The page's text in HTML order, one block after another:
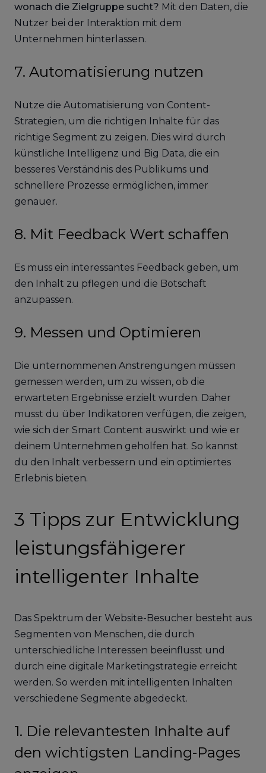
wonach die Zielgruppe sucht? Mit den Daten, die
Nutzer bei der Interaktion mit dem
Unternehmen hinterlassen.
7. Automatisierung nutzen
Nutze die Automatisierung von Content-
Strategien, um die richtigen Inhalte für das
richtige Segment zu zeigen. Dies wird durch
künstliche Intelligenz und Big Data, die ein
besseres Verständnis des Publikums und
schnellere Prozesse ermöglichen, immer
genauer.
8. Mit Feedback Wert schaffen
Es muss ein interessantes Feedback geben, um
den Inhalt zu pflegen und die Botschaft
anzupassen.
9. Messen und Optimieren
Die unternommenen Anstrengungen müssen
gemessen werden, um zu wissen, ob die
erwarteten Ergebnisse erzielt wurden. Daher
musst du über Indikatoren verfügen, die zeigen,
wie sich der Smart Content auswirkt und wie er
deinem Unternehmen geholfen hat. So kannst
du den Inhalt verbessern und ein optimiertes
Erlebnis bieten.
3 Tipps zur Entwicklung
leistungsfähigerer
intelligenter Inhalte
Das Spektrum der Website-Besucher besteht aus
Segmenten von Menschen, die durch
unterschiedliche Interessen beeinflusst und
durch eine digitale Marketingstrategie erreicht
werden. So werden mit intelligenten Inhalten
verschiedene Segmente abgedeckt.
1. Die relevantesten Inhalte auf
den wichtigsten Landing-Pages